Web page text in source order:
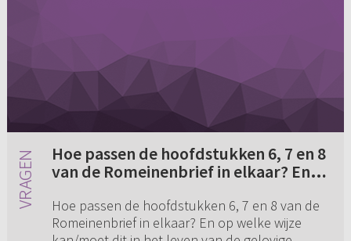
Hoe passen de hoofdstukken 6, 7 en 8
van de Romeinenbrief in elkaar? En
leven van de gelovige beoefend
worden? (...)
Hoe passen de hoofdstukken 6, 7 en 8 van de
Romeinenbrief in elkaar? En op welke wijze